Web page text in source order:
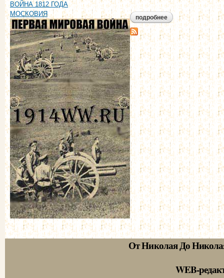
ВОЙНА 1812 ГОДА
МОСКОВИЯ
подробнее о по
От Николая До
WEB-